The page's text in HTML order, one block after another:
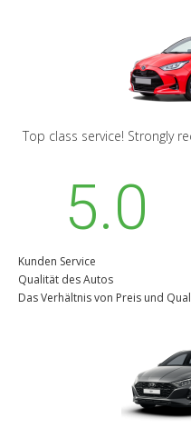
Top class service! Strongly
5.0
Kunden Service
Qualität des Autos
Das Verhältnis von Preis und